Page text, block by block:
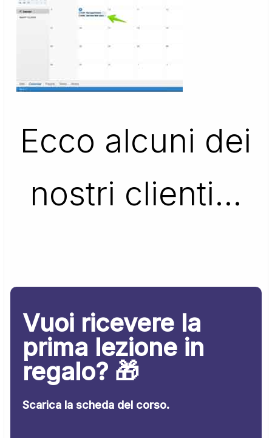
Ecco alcuni dei
nostri clienti…
Vuoi ricevere la
prima lezione in
regalo? 🎁
Scarica la scheda del corso.